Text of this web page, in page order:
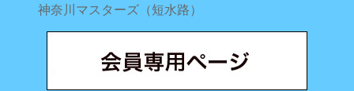
神奈川マスターズ（短水路）